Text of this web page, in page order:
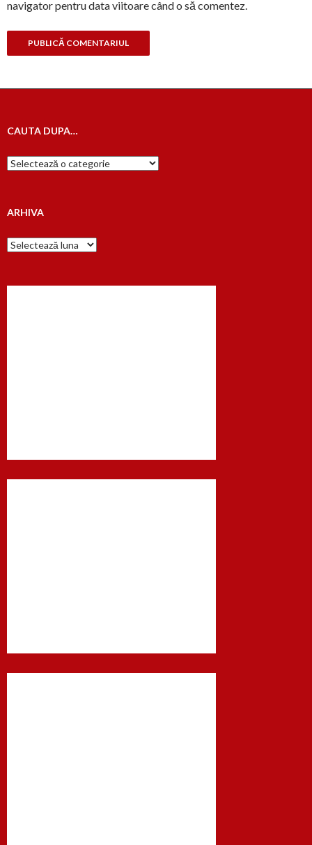
navigator pentru data viitoare când o să comentez.
CAUTA DUPA…
Cauta
dupa…
ARHIVA
Arhiva